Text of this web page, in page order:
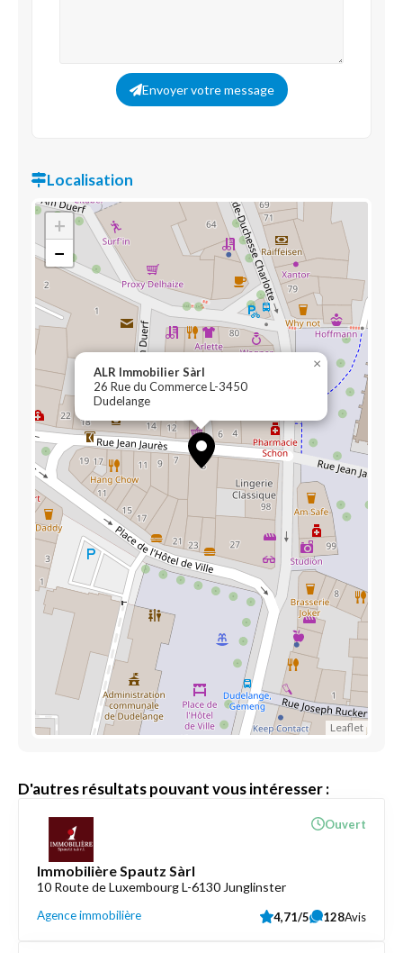
Envoyer votre message
Localisation
ALR Immobilier Sàrl
26 Rue du Commerce L-3450
Dudelange
×
+
−
Leaflet
D'autres résultats pouvant vous intéresser :
Immobilière Spautz Sàrl
10 Route de Luxembourg L-6130 Junglinster
Agence immobilière
Ouvert
4,71/5 128Avis